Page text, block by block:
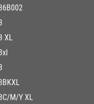
XL
M/Y XL